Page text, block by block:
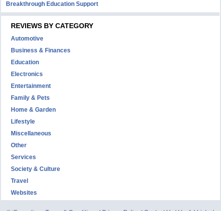
Breakthrough Education Support
REVIEWS BY CATEGORY
Automotive
Business & Finances
Education
Electronics
Entertainment
Family & Pets
Home & Garden
Lifestyle
Miscellaneous
Other
Services
Society & Culture
Travel
Websites